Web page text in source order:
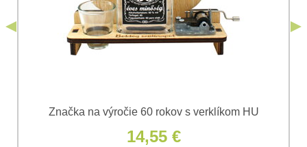
Značka na výročie 60 rokov s verklíkom HU
14,55 €